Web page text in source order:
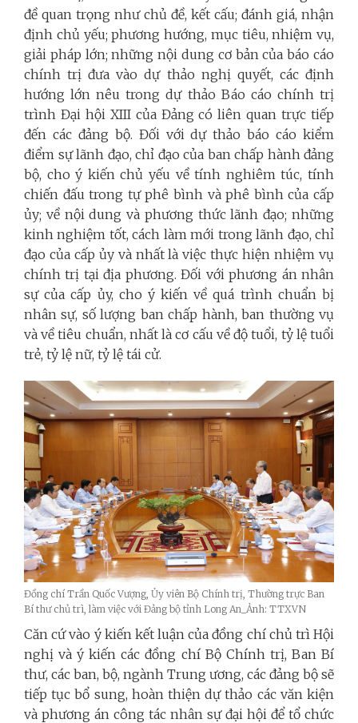
đề quan trọng như chủ đề, kết cấu; đánh giá, nhận
định chủ yếu; phương hướng, mục tiêu, nhiệm vụ,
giải pháp lớn; những nội dung cơ bản của báo cáo
chính trị đưa vào dự thảo nghị quyết, các định
hướng lớn nêu trong dự thảo Báo cáo chính trị
trình Đại hội XIII của Đảng có liên quan trực tiếp
đến các đảng bộ. Đối với dự thảo báo cáo kiểm
điểm sự lãnh đạo, chỉ đạo của ban chấp hành đảng
bộ, cho ý kiến chủ yếu về tính nghiêm túc, tính
chiến đấu trong tự phê bình và phê bình của cấp
ủy; về nội dung và phương thức lãnh đạo; những
kinh nghiệm tốt, cách làm mới trong lãnh đạo, chỉ
đạo của cấp ủy và nhất là việc thực hiện nhiệm vụ
chính trị tại địa phương. Đối với phương án nhân
sự của cấp ủy, cho ý kiến về quá trình chuẩn bị
nhân sự, số lượng ban chấp hành, ban thường vụ
và về tiêu chuẩn, nhất là cơ cấu về độ tuổi, tỷ lệ tuổi
trẻ, tỷ lệ nữ, tỷ lệ tái cử.
Đồng chí Trần Quốc Vượng, Ủy viên Bộ Chính trị, Thường trực Ban
Bí thư chủ trì, làm việc với Đảng bộ tỉnh Long An_Ảnh: TTXVN
Căn cứ vào ý kiến kết luận của đồng chí chủ trì Hội
nghị và ý kiến các đồng chí Bộ Chính trị, Ban Bí
thư, các ban, bộ, ngành Trung ương, các đảng bộ sẽ
tiếp tục bổ sung, hoàn thiện dự thảo các văn kiện
và phương án công tác nhân sự đại hội để tổ chức